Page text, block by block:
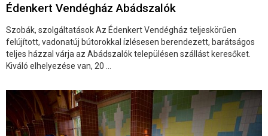
Édenkert Vendégház Abádszalók
Szobák, szolgáltatások Az Édenkert Vendégház teljeskörűen
felújított, vadonatúj bútorokkal ízlésesen berendezett, barátságos
teljes házzal várja az Abádszalók településen szállást keresőket.
Kiváló elhelyezése van, 20 ...